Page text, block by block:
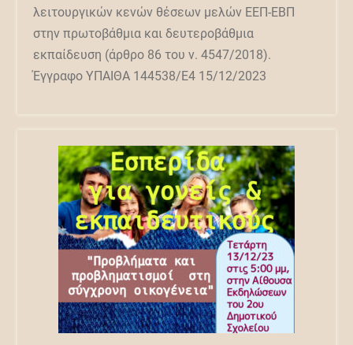
λειτουργικών κενών θέσεων μελών ΕΕΠ-ΕΒΠ
στην πρωτοβάθμια και δευτεροβάθμια
εκπαίδευση (άρθρο 86 του ν. 4547/2018).
Έγγραφο ΥΠΑΙΘΑ 144538/Ε4 15/12/2023